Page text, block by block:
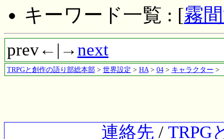
キーワード一覧 : [霧
prev←|→next
TRPGと創作の語り部総本部> 世界設定 > HA> 04> キャラクター >
連絡先 / TRPG